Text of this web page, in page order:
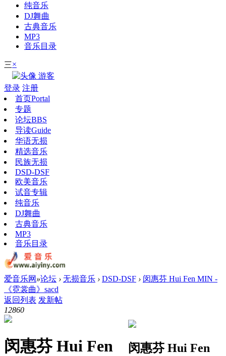
纯音乐
DJ舞曲
古典音乐
MP3
音乐目录
三×
游客
登录 注册
首页Portal
专题
论坛BBS
导读Guide
华语无损
精选音乐
民族无损
DSD-DSF
欧美音乐
试音专辑
纯音乐
DJ舞曲
古典音乐
MP3
音乐目录
爱音乐网 »论坛 › 无损音乐 › DSD-DSF › 闵惠芬 Hui Fen MIN -
《霓裳曲》sacd
返回列表 发新帖
12860
闵惠芬 Hui Fen
闵惠芬 Hui Fen